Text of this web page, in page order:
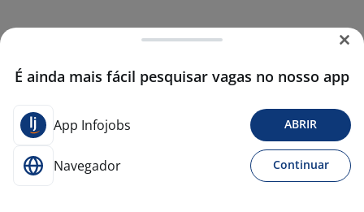
É ainda mais fácil pesquisar vagas no nosso app
App Infojobs ABRIR
Navegador Continuar